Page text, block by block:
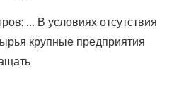
… В условиях отсутствия
крупные предприятия